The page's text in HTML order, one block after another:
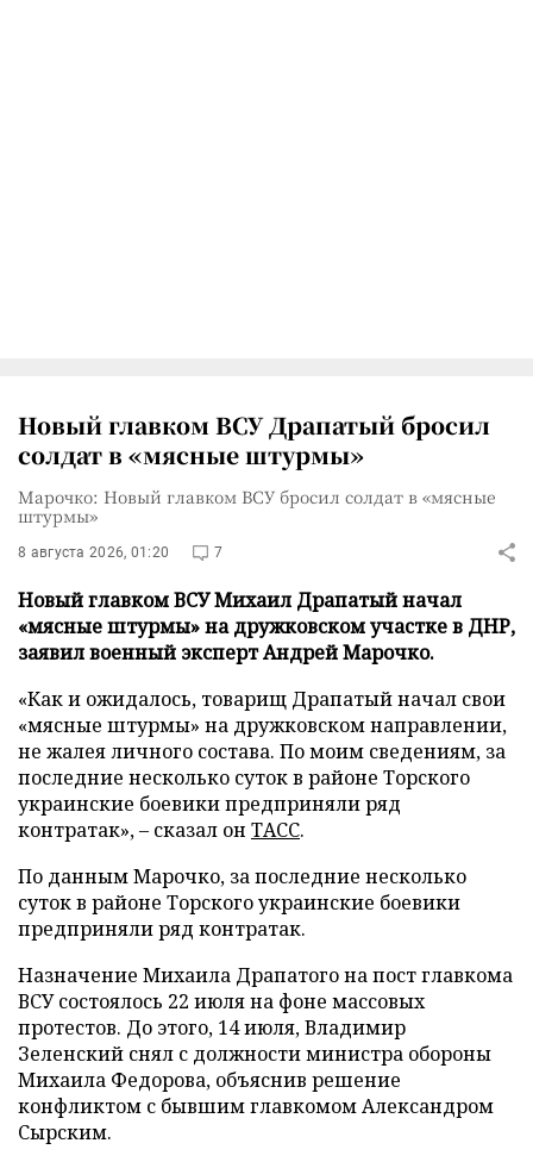
Новый главком ВСУ Драпатый бросил
солдат в «мясные штурмы»
Марочко: Новый главком ВСУ бросил солдат в «мясные
штурмы»
8 августа 2026, 01:20 7
Новый главком ВСУ Михаил Драпатый начал
«мясные штурмы» на дружковском участке в ДНР,
заявил военный эксперт Андрей Марочко.
«Как и ожидалось, товарищ Драпатый начал свои
«мясные штурмы» на дружковском направлении,
не жалея личного состава. По моим сведениям, за
последние несколько суток в районе Торского
украинские боевики предприняли ряд
контратак», – сказал он ТАСС.
По данным Марочко, за последние несколько
суток в районе Торского украинские боевики
предприняли ряд контратак.
Назначение Михаила Драпатого на пост главкома
ВСУ состоялось 22 июля на фоне массовых
протестов. До этого, 14 июля, Владимир
Зеленский снял с должности министра обороны
Михаила Федорова, объяснив решение
конфликтом с бывшим главкомом Александром
Сырским.